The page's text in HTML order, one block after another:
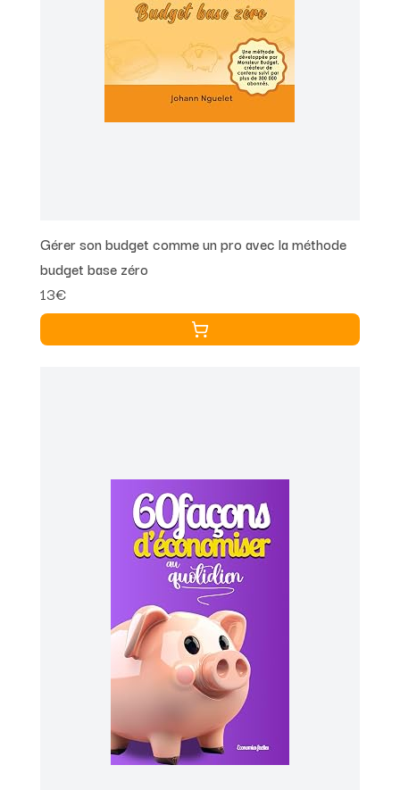
Gérer son budget comme un pro avec la méthode
budget base zéro
13€